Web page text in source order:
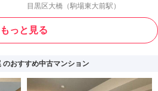
目黒区大橋 （駒場東大前駅）
もっと見る
のおすすめ中古マンション